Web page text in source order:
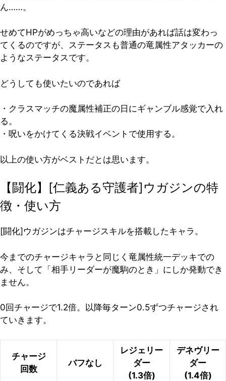
ん……。
せめてHPがめっちゃ高いなどの理由があれば話は変わっ
てくるのですが、ステータスも普通の竜属性アタッカーの
ようなステータスです。
どうしても使いたいのであれば
・クラスマッチの魔属性補正の日にギャンブル感覚で入れ
る。
・呪いをかけてくる決戦イベントで使用する。
以上の使い方がベストだとは思います。
【闘化】[仁義ある守護者]ウガジンの特
徴・使い方
[闘化]ウガジンはチャージスキルを搭載したキャラ。
今までのチャージキャラと同じく竜属性統一デッキでの
み、そして「相手リーダーが魔駒のとき」にしか発動でき
ません。
0回チャージで1.2倍。以降毎ターン0.5ずつチャージされ
ていきます。
チャージ
回数
バフなし
レジェリー
ダー
(1.3倍)
デネヴリー
ダー
(1.4倍)